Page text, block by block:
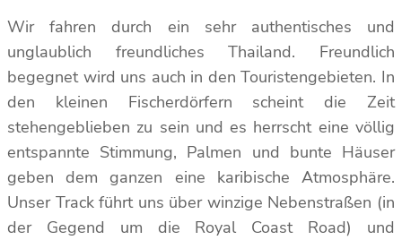
Wir fahren durch ein sehr authentisches und
unglaublich freundliches Thailand. Freundlich
begegnet wird uns auch in den Touristengebieten. In
den kleinen Fischerdörfern scheint die Zeit
stehengeblieben zu sein und es herrscht eine völlig
entspannte Stimmung, Palmen und bunte Häuser
geben dem ganzen eine karibische Atmosphäre.
Unser Track führt uns über winzige Nebenstraßen (in
der Gegend um die Royal Coast Road) und